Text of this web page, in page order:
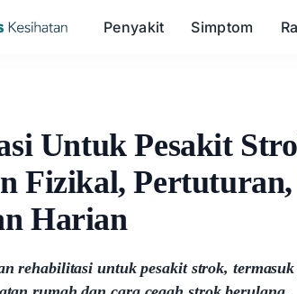
Penyakit Simptom
Untuk Pesakit
Fizikal,
Harian
rehabilitasi untuk pesakit strok,